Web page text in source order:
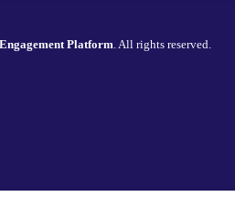
Platform. All rights reserved.